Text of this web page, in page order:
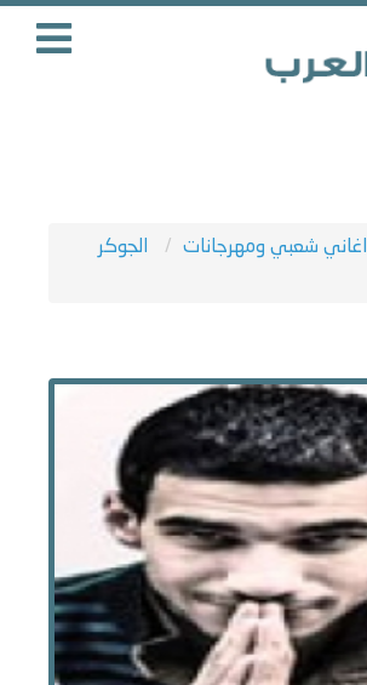
اغاني شعبي ومهرجانات
الجوكر